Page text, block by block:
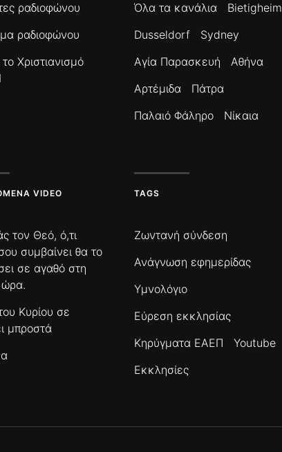
ραδιοφώνου
ραδιοφώνου
Χριστιανισμό
Όλα τα κανάλια
Bietigheim
Dusseldorf
Sydney
Αγία Παρασκευή
Αθήνα
Αρτέμιδα
Πάτρα
Παλαιό Φάληρο
Νίκαια
VIDEO
τον Θεό, ό,τι
συμβαίνει θα το
σε αγαθό στη
ώρα.
Κυρίου σε
μπροστά
TAGS
Ζωντανή σύνδεση
Ανάγνωση εφημερίδας
Υμνολόγιο
Εύρεση εκκλησίας
Κηρύγματα ΕΑΕΠ
Youtube
Εκκλησίες